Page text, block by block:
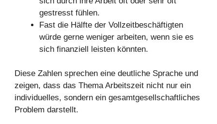
gestresst fühlen.
Fast die Hälfte der Vollzeitbeschäftigten
würde gerne weniger arbeiten, wenn sie es
sich finanziell leisten könnten.
Diese Zahlen sprechen eine deutliche Sprache und
zeigen, dass das Thema Arbeitszeit nicht nur ein
individuelles, sondern ein gesamtgesellschaftliches
Problem darstellt.